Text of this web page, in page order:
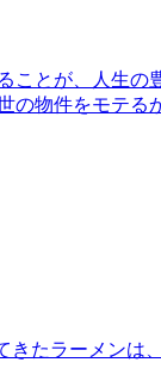
ことが、人生の
物件をモテる
きたラーメンは